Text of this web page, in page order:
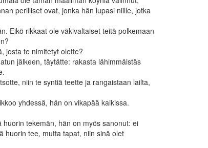
perilliset ovat, jonka hän lupasi niille, jotka
Eikö rikkaat ole väkivaltaiset teitä polkemaan
josta te nimitetyt olette?
jälkeen, täytätte: rakasta lähimmäistäs
niin te syntiä teette ja rangaistaan lailta,
yhdessä, hän on vikapää kaikissa.
tekemän, hän on myös sanonut: ei
huorin tee, mutta tapat, niin sinä olet